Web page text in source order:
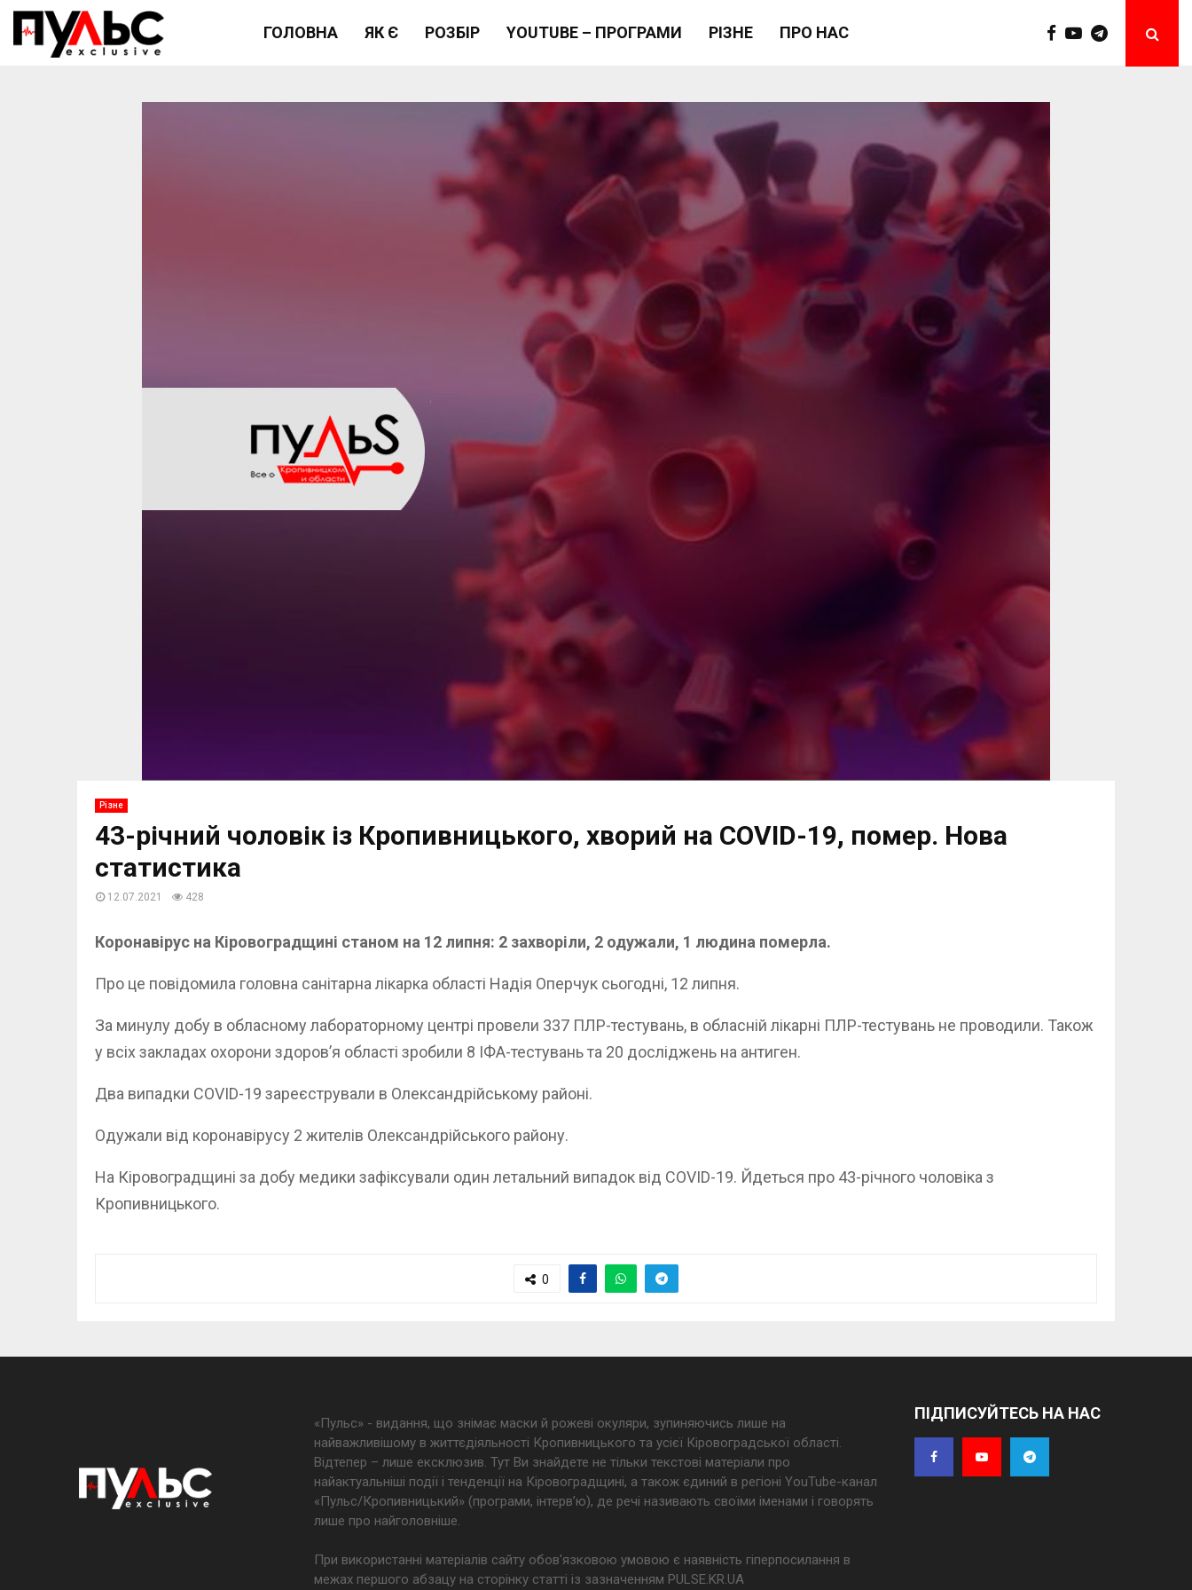
ГОЛОВНА ЯК Є РОЗБІР YOUTUBE – ПРОГРАМИ РІЗНЕ ПРО НАС
Різне
43-річний чоловік із Кропивницького, хворий на COVID-19, помер. Нова
статистика
12.07.2021 428
Коронавірус на Кіровоградщині станом на 12 липня: 2 захворіли, 2 одужали, 1 людина померла.
Про це повідомила головна санітарна лікарка області Надія Оперчук сьогодні, 12 липня.
За минулу добу в обласному лабораторному центрі провели 337 ПЛР-тестувань, в обласній лікарні ПЛР-тестувань не проводили. Також
у всіх закладах охорони здоров’я області зробили 8 ІФА-тестувань та 20 досліджень на антиген.
Два випадки COVID-19 зареєстрували в Олександрійському районі.
Одужали від коронавірусу 2 жителів Олександрійського району.
Нa Кіровогрaдщині за добу медики зафіксували один летальний випадок від COVID-19. Йдеться про 43-річного чоловіка з
Кропивницького.
0
«Пульс» - видання, що знімає маски й рожеві окуляри, зупиняючись лише на
найважливішому в життєдіяльності Кропивницького та усієї Кіровоградської області.
Відтепер – лише ексклюзив. Тут Ви знайдете не тільки текстові матеріали про
найактуальніші події і тенденції на Кіровоградщині, а також єдиний в регіоні YouTube-канал
«Пульс/Кропивницький» (програми, інтерв’ю), де речі називають своїми іменами і говорять
лише про найголовніше.
При використанні матеріалів сайту обов'язковою умовою є наявність гіперпосилання в
межах першого абзацу на сторінку статті із зазначенням PULSE.KR.UA
ПІДПИСУЙТЕСЬ НА НАС